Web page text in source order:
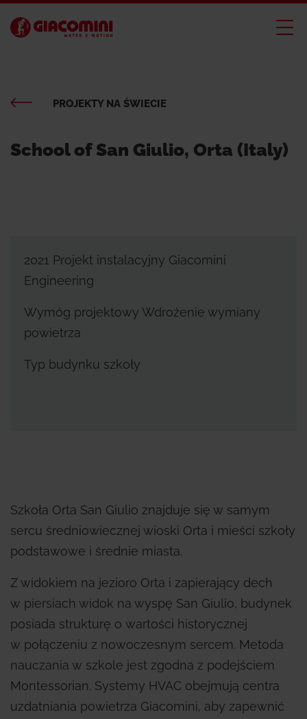
PROJEKTY NA ŚWIECIE
School of San Giulio, Orta (Italy)
2021 Projekt instalacyjny Giacomini
Engineering
Wymóg projektowy Wdrożenie wymiany
powietrza
Typ budynku szkoły
Szkoła Orta San Giulio znajduje się w samym
sercu średniowiecznej wioski Orta i mieści szkoły
podstawowe i średnie miasta.
Z widokiem na jezioro Orta i zapierający dech
w piersiach widok na wyspę San Giulio, budynek
posiada strukturę o wartości historycznej
w połączeniu z nowoczesnym sercem. Metoda
nauczania w szkole jest zgodna z podejściem
Montessorian. Systemy HVAC obejmują centra
uzdatniania powietrza Giacomini, aby zapewnić